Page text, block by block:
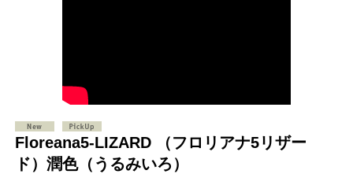
Floreana5-LIZARD （フロリアナ5リザー
ド）潤色（うるみいろ）